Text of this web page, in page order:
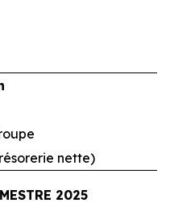
nette)
2025